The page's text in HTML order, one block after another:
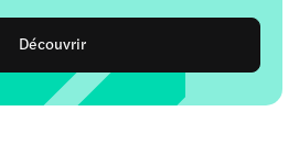
Découvrir